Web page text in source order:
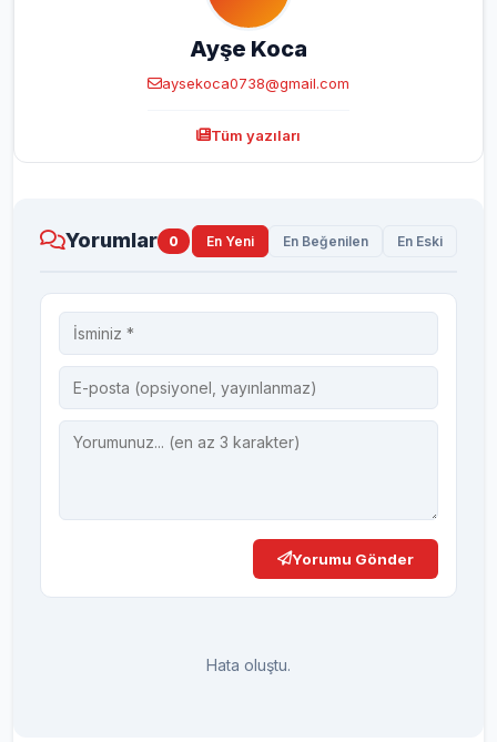
Ayşe Koca
aysekoca0738@gmail.com
Tüm yazıları
Yorumlar 0 En Yeni En Beğenilen En Eski
Yorumu Gönder
Hata oluştu.